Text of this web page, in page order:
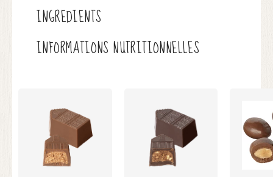
INGREDIENTS
INFORMATIONS NUTRITIONNELLES